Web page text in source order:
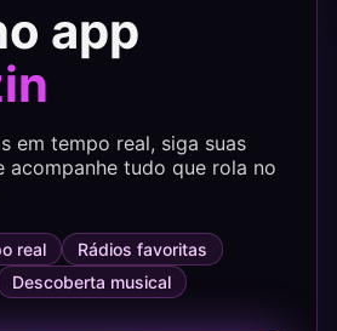
app
em tempo real, siga suas
acompanhe tudo que rola no
real
Rádios favoritas
Descoberta musical